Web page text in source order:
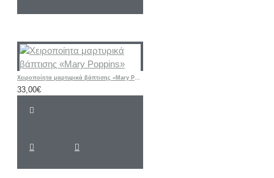
Χειροποίητα μαρτυρικά βάπτισης «Mary Poppins»
33,00€